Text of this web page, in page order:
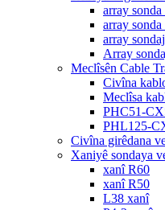
array sonda
array sonda
array
Array
Meclîsên Cable
Civîna
Meclîsa
PHC51-
PHL125-
Civîna girêdana
Xaniyê sondaya
xanî R60
xanî R50
L38 xanî